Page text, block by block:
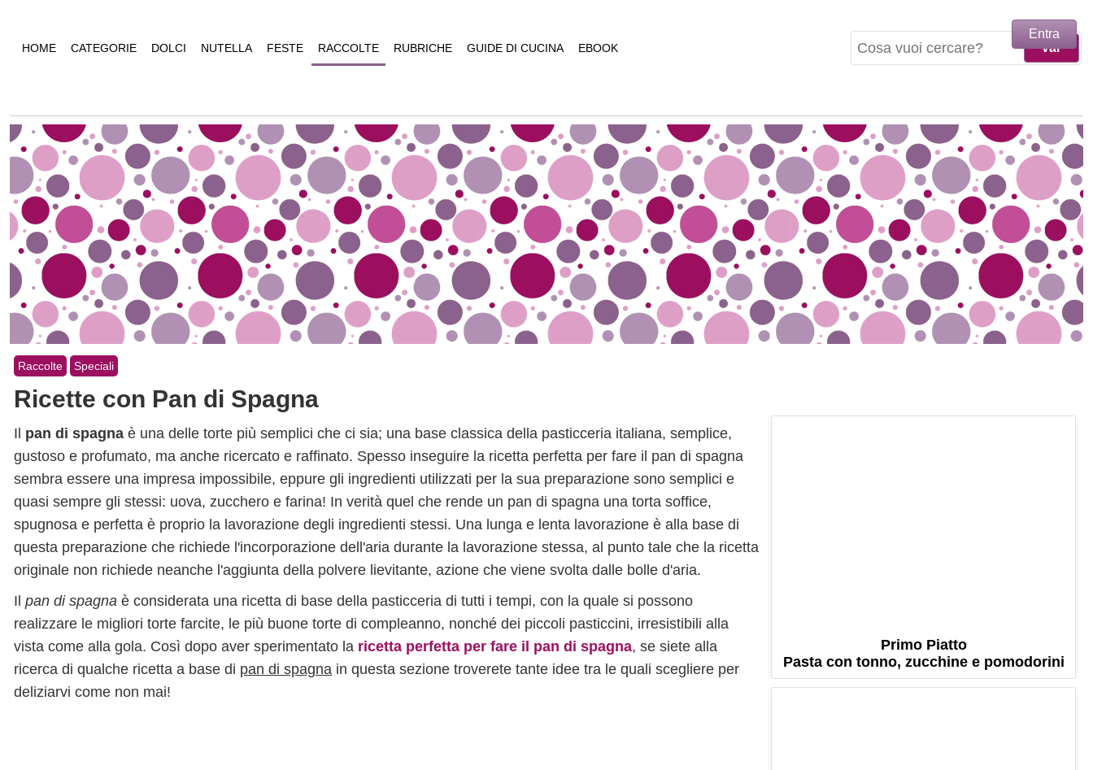
HOME CATEGORIE DOLCI NUTELLA FESTE RACCOLTE RUBRICHE GUIDE DI CUCINA EBOOK
Raccolte Speciali
Ricette con Pan di Spagna
Il pan di spagna è una delle torte più semplici che ci sia; una base classica della pasticceria italiana, semplice,
gustoso e profumato, ma anche ricercato e raffinato. Spesso inseguire la ricetta perfetta per fare il pan di spagna
sembra essere una impresa impossibile, eppure gli ingredienti utilizzati per la sua preparazione sono semplici e
quasi sempre gli stessi: uova, zucchero e farina! In verità quel che rende un pan di spagna una torta soffice,
spugnosa e perfetta è proprio la lavorazione degli ingredienti stessi. Una lunga e lenta lavorazione è alla base di
questa preparazione che richiede l'incorporazione dell'aria durante la lavorazione stessa, al punto tale che la ricetta
originale non richiede neanche l'aggiunta della polvere lievitante, azione che viene svolta dalle bolle d'aria.
Il pan di spagna è considerata una ricetta di base della pasticceria di tutti i tempi, con la quale si possono
realizzare le migliori torte farcite, le più buone torte di compleanno, nonché dei piccoli pasticcini, irresistibili alla
vista come alla gola. Così dopo aver sperimentato la ricetta perfetta per fare il pan di spagna, se siete alla
ricerca di qualche ricetta a base di pan di spagna in questa sezione troverete tante idee tra le quali scegliere per
deliziarvi come non mai!
Primo Piatto
Pasta con tonno, zucchine e pomodorini
Entra